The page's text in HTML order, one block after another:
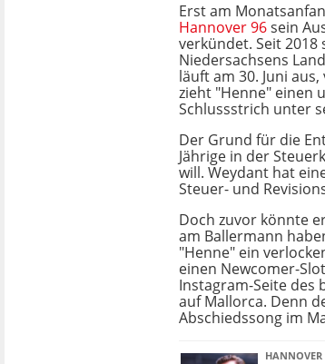
Erst am
Hannover 96sein
verkündet. Seit
Niedersachsens
läuft am 30. Juni
zieht "Henne" einen
Schlussstrich unter
Der Grund für die
Jährige in der
will. Weydant hat
Steuer- und
Doch zuvor könnte
am Ballermann
"Henne" ein
einen Newcomer-
Instagram-Seite des
auf Mallorca. Denn
Abschiedssong im
HANNOVER